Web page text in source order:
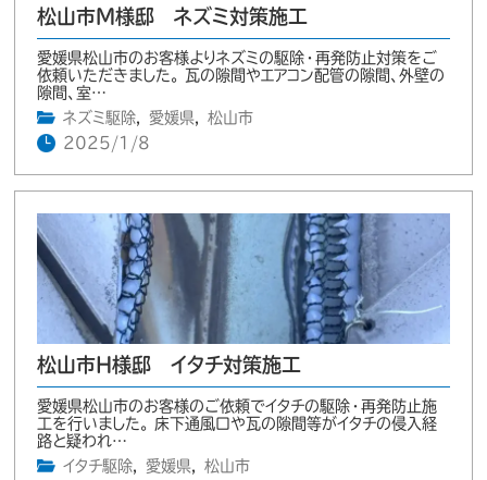
松山市M様邸 ネズミ対策施工
愛媛県松山市のお客様よりネズミの駆除・再発防止対策をご
依頼いただきました。 瓦の隙間やエアコン配管の隙間、外壁の
隙間、室…
ネズミ駆除, 愛媛県,
松山市
2025/1/8
松山市H様邸 イタチ対策施工
愛媛県松山市のお客様のご依頼でイタチの駆除・再発防止施
工を行いました。 床下通風口や瓦の隙間等がイタチの侵入経
路と疑われ…
イタチ駆除
愛媛県
松山市